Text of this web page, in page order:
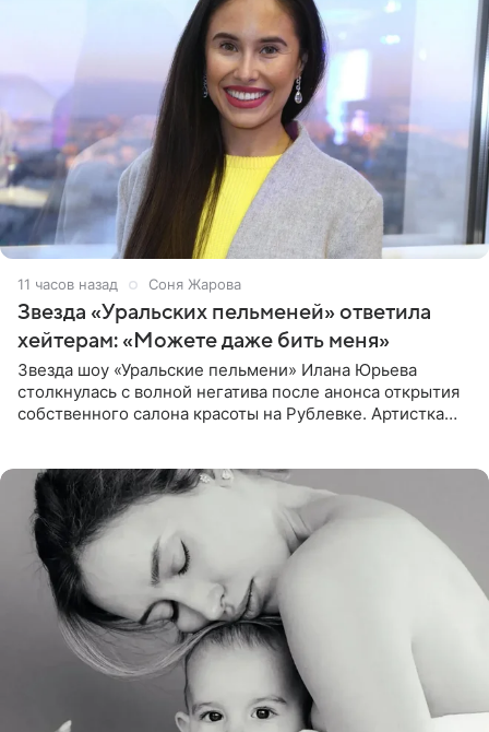
11 часов назад Соня Жарова
Звезда «Уральских пельменей» ответила
хейтерам: «Можете даже бить меня»
Звезда шоу «Уральские пельмени» Илана Юрьева
столкнулась с волной негатива после анонса открытия
собственного салона красоты на Рублевке. Артистка